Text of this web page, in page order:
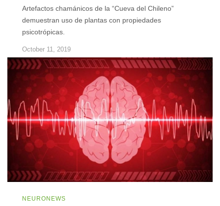
Artefactos chamánicos de la “Cueva del Chileno”
demuestran uso de plantas con propiedades
psicotrópicas.
October 11, 2019
NEURONEWS